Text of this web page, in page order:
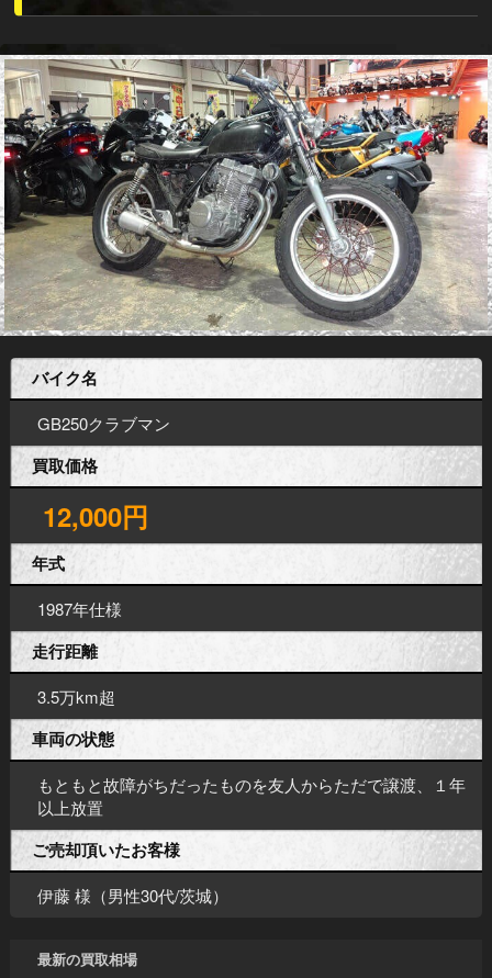
バイク名
GB250クラブマン
買取価格
12,000円
年式
1987年仕様
走行距離
3.5万km超
車両の状態
もともと故障がちだったものを友人からただで譲渡、１年
以上放置
ご売却頂いたお客様
伊藤 様（男性30代/茨城）
最新の買取相場